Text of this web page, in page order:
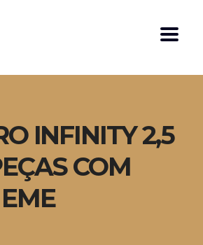
INFINITY 2,5
COM